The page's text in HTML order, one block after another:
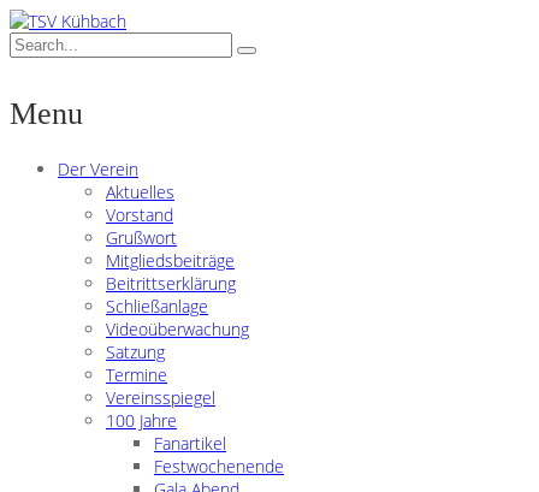
Menu
Der Verein
Aktuelles
Vorstand
Grußwort
Mitgliedsbeiträge
Beitrittserklärung
Schließanlage
Videoüberwachung
Satzung
Termine
Vereinsspiegel
100 Jahre
Fanartikel
Festwochenende